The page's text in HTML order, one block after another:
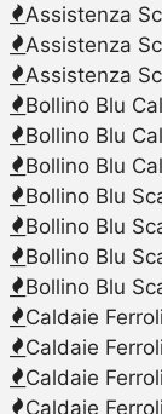
Assistenza
Assistenza
Assistenza
Bollino Blu
Bollino Blu
Bollino Blu
Bollino Blu
Bollino Blu
Bollino Blu
Bollino Blu
Caldaie
Caldaie
Caldaie
Caldaie Ferroli